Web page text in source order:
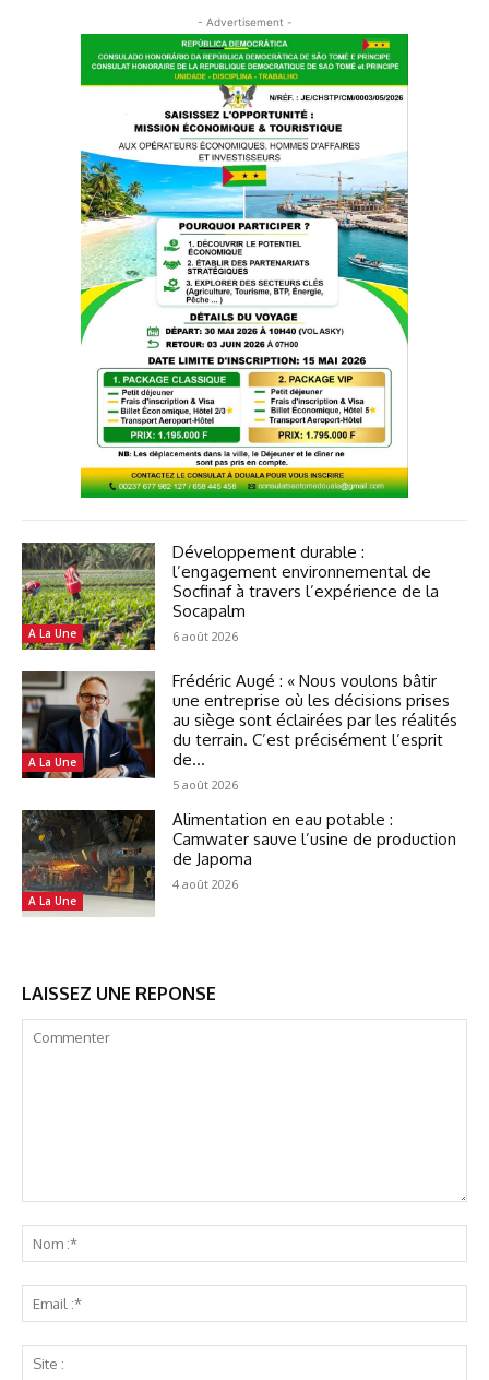
- Advertisement -
A La Une
Développement durable :
l’engagement environnemental de
Socfinaf à travers l’expérience de la
Socapalm
6 août 2026
A La Une
Frédéric Augé : « Nous voulons bâtir
une entreprise où les décisions prises
au siège sont éclairées par les réalités
du terrain. C’est précisément l’esprit
de...
5 août 2026
A La Une
Alimentation en eau potable :
Camwater sauve l’usine de production
de Japoma
4 août 2026
LAISSEZ UNE REPONSE
:*
:*